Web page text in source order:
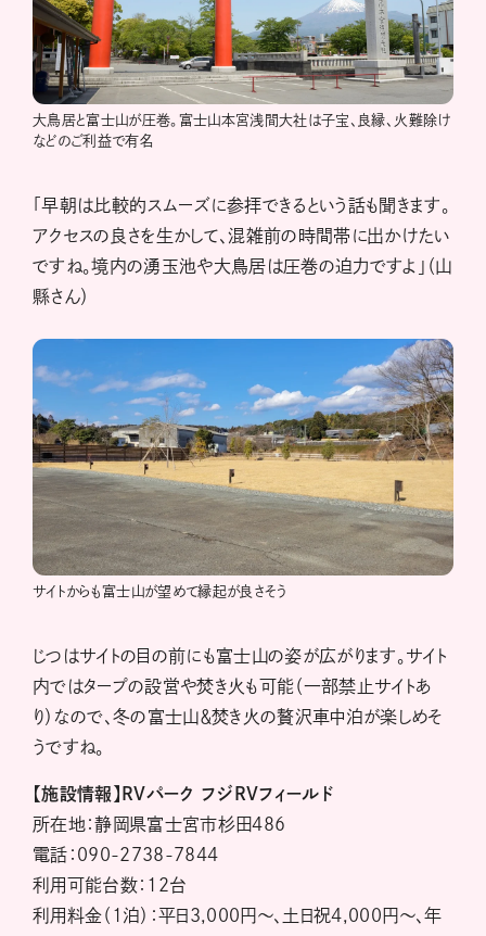
大鳥居と富士山が圧巻。富士山本宮浅間大社は子宝、良縁、火難除け
などのご利益で有名
「早朝は比較的スムーズに参拝できるという話も聞きます。
アクセスの良さを生かして、混雑前の時間帯に出かけたい
ですね。境内の湧玉池や大鳥居は圧巻の迫力ですよ」（山
縣さん）
サイトからも富士山が望めて縁起が良さそう
じつはサイトの目の前にも富士山の姿が広がります。サイト
内ではタープの設営や焚き火も可能（一部禁止サイトあ
り）なので、冬の富士山＆焚き火の贅沢車中泊が楽しめそ
うですね。
【施設情報】RVパーク フジRVフィールド
所在地：静岡県富士宮市杉田486
電話：090-2738-7844
利用可能台数：12台
利用料金（1泊）：平日3,000円～、土日祝4,000円～、年